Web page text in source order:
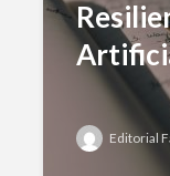
Editorial